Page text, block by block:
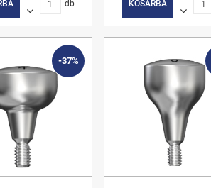
db KOSÁRBA
-37%